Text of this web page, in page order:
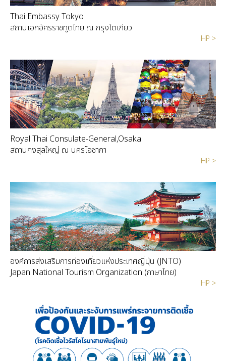
Thai Embassy Tokyo
สถานเอกอัครราชทูตไทย ณ กรุงโตเกียว
HP >
Royal Thai Consulate-General,Osaka
สถานกงสุลใหญ่ ณ นครโอซากา
HP >
องค์การส่งเสริมการท่องเที่ยวแห่งประเทศญี่ปุ่น (JNTO)
Japan National Tourism Organization (ภาษาไทย)
HP >